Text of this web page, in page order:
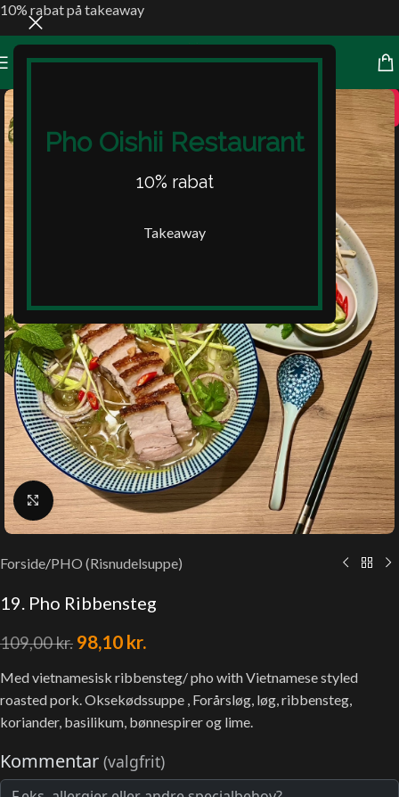
Pho Oishii Restaurant
10% rabat
Takeaway
10% rabat på takeaway
10%
Klik for at forstørre
Forside/PHO (Risnudelsuppe)
19. Pho Ribbensteg
109,00kr. 98,10 kr.
Med vietnamesisk ribbensteg/ pho with Vietnamese styled
roasted pork. Oksekødssuppe , Forårsløg, løg, ribbensteg,
koriander, basilikum, bønnespirer og lime.